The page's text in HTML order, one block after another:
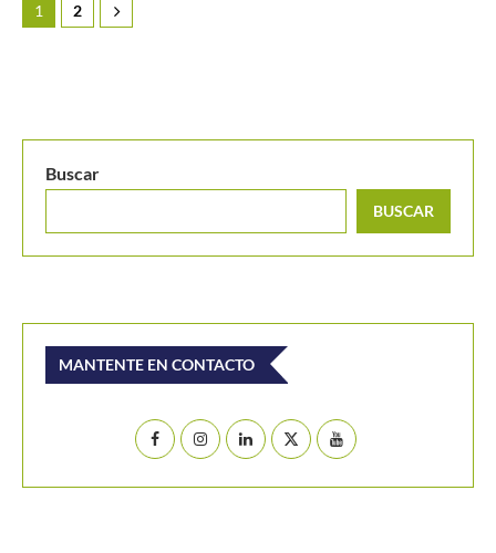
1 2
Buscar
BUSCAR
MANTENTE EN CONTACTO